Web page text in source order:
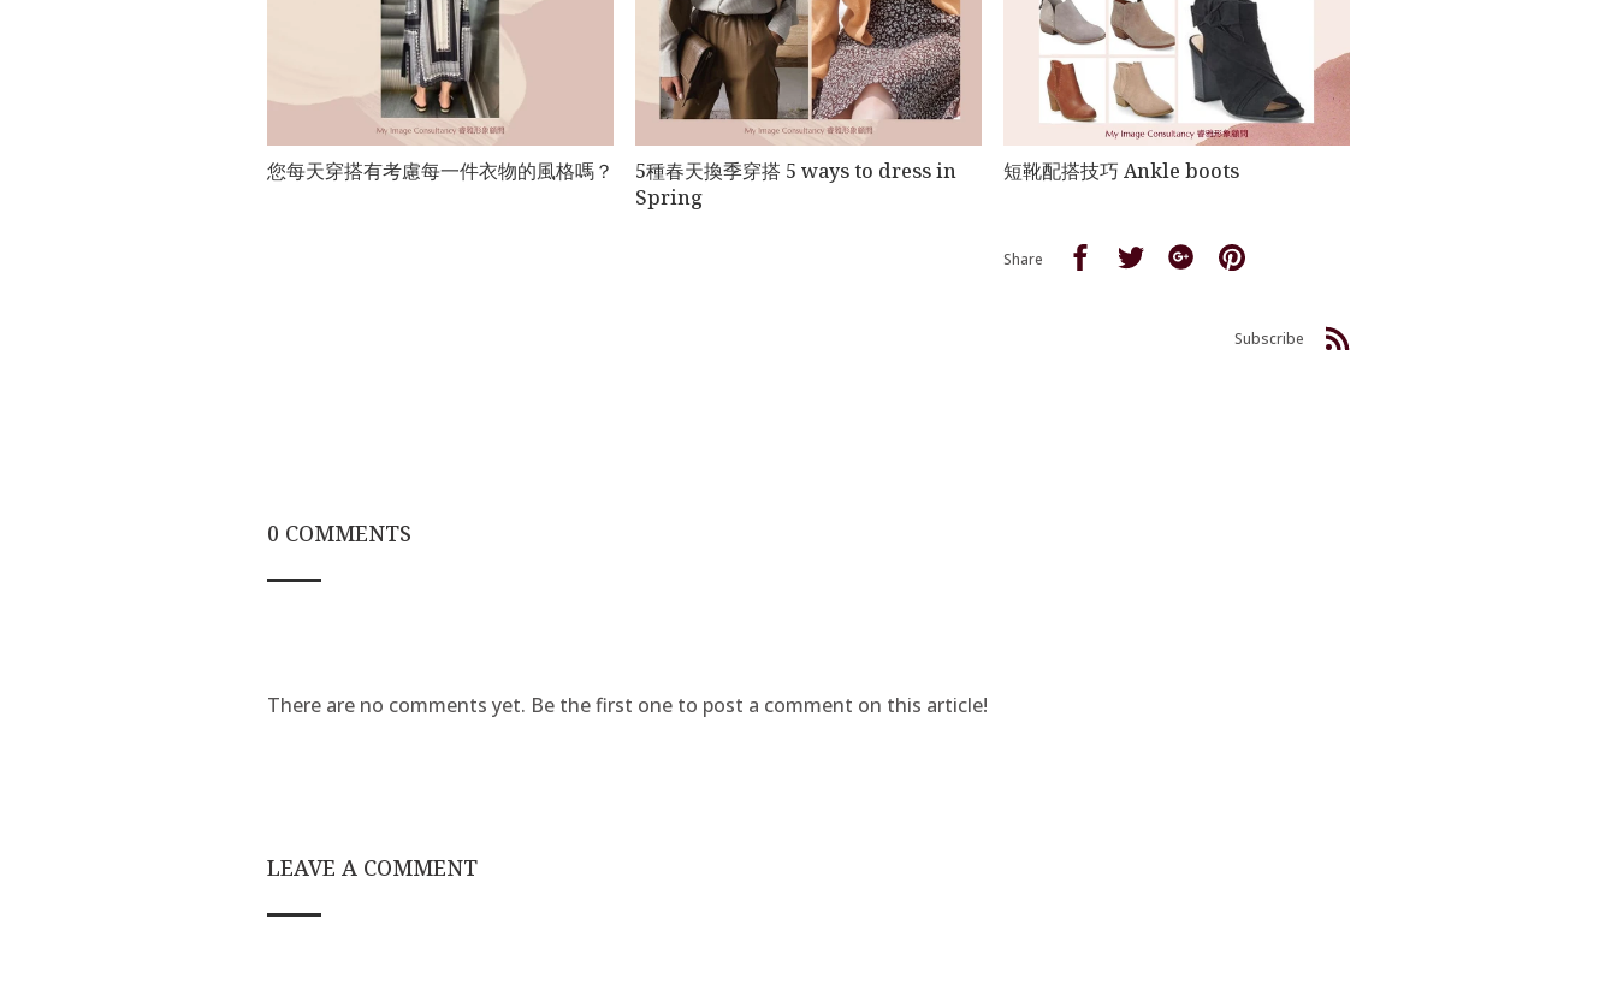
您每天穿搭有考慮每一件衣物的風格嗎？
5種春天換季穿搭 5 ways to dress in
Spring
短靴配搭技巧 Ankle boots
Share
Share Share
Share Share
Subscribe
0 COMMENTS
There are no comments yet. Be the first one to post a comment on this article!
LEAVE A COMMENT